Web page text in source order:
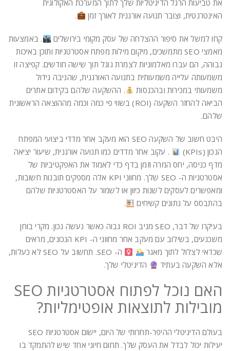
את טביעות הרגל הדיגיטליות שלך לתוך המערכת האקולוגית
האינטרנטית, וצובר תנועה אורגנית לאורך זמן
.
קחו למשל את סיפור ההצלחה של עסק מקומי בירושלים
. באמצעות
מאמצי SEO מתמשכים, מיקום מילות מפתח אסטרטגיות ותוכן באיכות
גבוהה, הם עברו מאלמוניות לצמרת גוגל תוך שישה חודשים. קפיצה זו
משמעותה עלייה משמעותית בתנועה האורגנית, שהניבה גידול
משמעותי במכירות ובהכנסות
. ההשקעה שלהם בקידום אתרים
הביאה להחזר השקעה (ROI) בשווי פי כמה וכמה מההוצאה הראשונית
שלהם.
היבט חשוב של השקעה SEO הוא מעקב אחר מדדי ביצועי המפתח
הנכון (KPIs)
. עקוב אחר מדדים כמו תנועה אורגנית, שיעור יציאה
מדף כניסה, יחס המרה וזמן בדף כדי לאמוד את האפקטיביות של
אסטרטגיות ה- SEO שלך. מחווני KPI אלה מספקים תובנות חשובות,
ומאפשרים לעסקים לשנות כיוון או לשמור על האסטרטגיות שלהם
בהתבסס על נתונים קשיחים
.
בעיקרו של דבר, SEO מניב ROI גבוה כאשר נעשה נכון. מקרי בוחן
משכנעים, בשילוב עם מעקב אחר מחווני ה- KPI הנכונים, מראים
שכדאי לצלול לתוך מאגר
ה- SEO. תחשוב על SEO לא כעלות,
אלא השקעה בעתיד
הדיגיטלי שלך.
האם נוכל לפתוח אסטרטגיות SEO
מובילות לתוצאות אופטימליות?
בעולם הדיגיטלי ההיפר-תחרותי של היום, יישום אסטרטגיות SEO
יעילות יכול לבדל את העסק שלך. תחום חיוני אחד שיש להתמקד בו